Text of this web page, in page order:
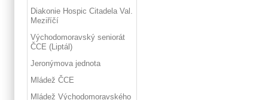
Diakonie Hospic Citadela Val.
Meziříčí
Východomoravský seniorát
ČCE (Liptál)
Jeronýmova jednota
Mládež ČCE
Mládež Východomoravského